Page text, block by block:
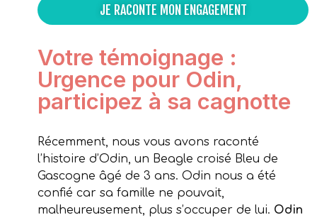
JE RACONTE MON ENGAGEMENT
Votre témoignage :
Urgence pour Odin,
participez à sa cagnotte
Récemment, nous vous avons raconté
l’histoire d’Odin, un Beagle croisé Bleu de
Gascogne âgé de 3 ans. Odin nous a été
confié car sa famille ne pouvait,
malheureusement, plus s’occuper de lui. Odin